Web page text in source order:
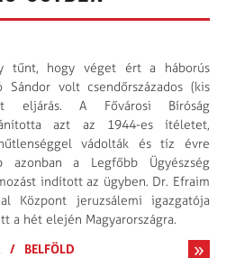
tűnt, hogy véget ért a háborús
volt csendőrszázados (kis
eljárás. A Fővárosi Bíróság
azt az 1944-es ítéletet,
vádolták és tíz évre
azonban a Legfőbb Ügyészség
indított az ügyben. Dr. Efraim
Központ jeruzsálemi igazgatója
a hét elején Magyarországra.
/ BELFÖLD